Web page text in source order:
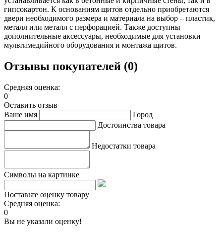
гипсокартон. К основаниям щитов отдельно приобретаются
двери необходимого размера и материала на выбор – пластик,
металл или металл с перфорацией. Также доступны
дополнительные аксессуары, необходимые для установки
мультимедийного оборудования и монтажа щитов.
Отзывы покупателей (0)
Средняя оценка:
0
Оставить отзыв
Ваше имя
Город
Достоинства товара
Недостатки товара
Символы на картинке
Поставьте оценку товару
Средняя оценка:
0
Вы не указали оценку!